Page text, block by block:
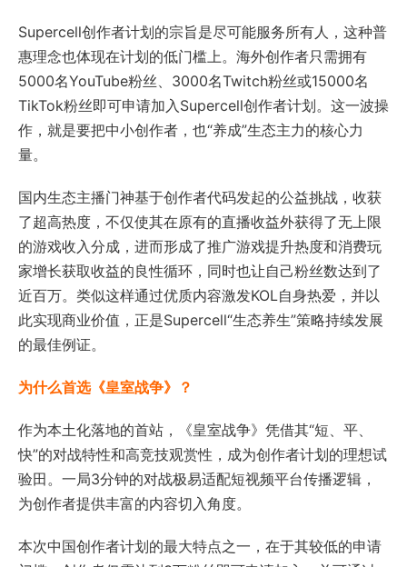
Supercell创作者计划的宗旨是尽可能服务所有人，这种普
惠理念也体现在计划的低门槛上。海外创作者只需拥有
5000名YouTube粉丝、3000名Twitch粉丝或15000名
TikTok粉丝即可申请加入Supercell创作者计划。这一波操
作，就是要把中小创作者，也“养成”生态主力的核心力
量。
国内生态主播门神基于创作者代码发起的公益挑战，收获
了超高热度，不仅使其在原有的直播收益外获得了无上限
的游戏收入分成，进而形成了推广游戏提升热度和消费玩
家增长获取收益的良性循环，同时也让自己粉丝数达到了
近百万。类似这样通过优质内容激发KOL自身热爱，并以
此实现商业价值，正是Supercell“生态养生”策略持续发展
的最佳例证。
为什么首选《皇室战争》？
作为本土化落地的首站，《皇室战争》凭借其“短、平、
快”的对战特性和高竞技观赏性，成为创作者计划的理想试
验田。一局3分钟的对战极易适配短视频平台传播逻辑，
为创作者提供丰富的内容切入角度。
本次中国创作者计划的最大特点之一，在于其较低的申请